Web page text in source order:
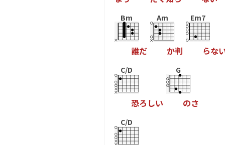
Bm
誰だ
Am
か判
Em7
らな
C/D
恐ろ しい
G
のさ
C/D